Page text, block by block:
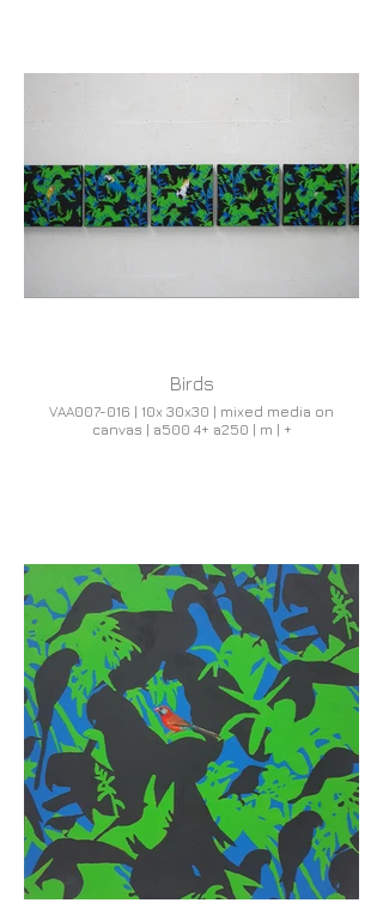
Birds
VAA007-016 | 10x 30x30 | mixed media on
canvas | a500 4+ a250 | m | +